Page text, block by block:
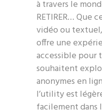
à travers le
RETIRER… Que
vidéo ou
offre une
accessible pour
souhaitent
anonymes en
l’utility est
facilement dans